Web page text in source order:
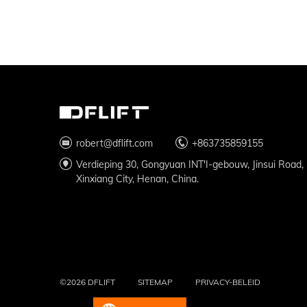
robert@dflift.com
+863735859155
Verdieping 30, Gongyuan INT'I-gebouw, Jinsui Road,
Xinxiang City, Henan, China.
©2026 DFLIFT SITEMAP PRIVACY-BELEID